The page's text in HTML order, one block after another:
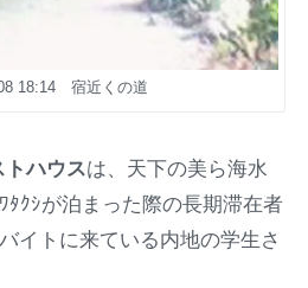
18:14 宿近くの道
トハウスは、天下の美ら海水
ﾀｸｼが泊まった際の長期滞在者
イトに来ている内地の学生さ